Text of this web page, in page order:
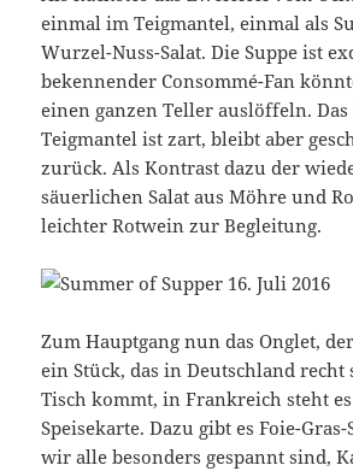
einmal im Teigmantel, einmal als
Wurzel-Nuss-Salat. Die Suppe ist
bekennender Consommé-Fan
einen ganzen Teller auslöffeln.
Teigmantel ist zart, bleibt aber
zurück. Als Kontrast dazu der
säuerlichen Salat aus Möhre und
leichter Rotwein zur Begleitung.
Zum Hauptgang nun das Onglet,
ein Stück, das in Deutschland recht
Tisch kommt, in Frankreich steht
Speisekarte. Dazu gibt es Foie-
wir alle besonders gespannt sind,